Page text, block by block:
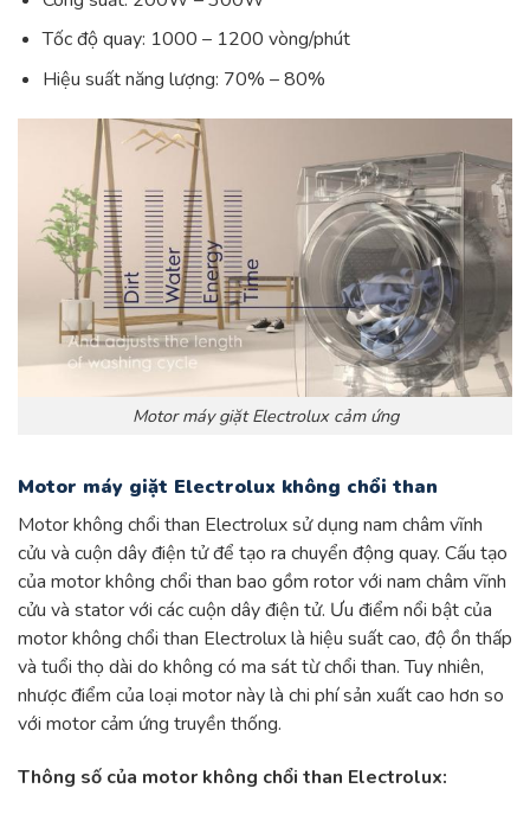
Tốc độ quay: 1000 – 1200 vòng/phút
Hiệu suất năng lượng: 70% – 80%
Motor máy giặt Electrolux cảm ứng
Motor máy giặt Electrolux không chổi than
Motor không chổi than Electrolux sử dụng nam châm vĩnh
cửu và cuộn dây điện tử để tạo ra chuyển động quay. Cấu tạo
của motor không chổi than bao gồm rotor với nam châm vĩnh
cửu và stator với các cuộn dây điện tử. Ưu điểm nổi bật của
motor không chổi than Electrolux là hiệu suất cao, độ ồn thấp
và tuổi thọ dài do không có ma sát từ chổi than. Tuy nhiên,
nhược điểm của loại motor này là chi phí sản xuất cao hơn so
với motor cảm ứng truyền thống.
Thông số của motor không chổi than Electrolux: